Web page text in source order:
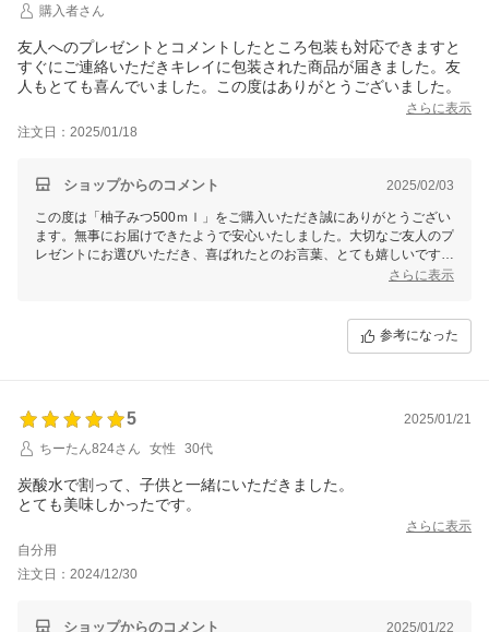
購入者さん
友人へのプレゼントとコメントしたところ包装も対応できますと
すぐにご連絡いただきキレイに包装された商品が届きました。友
人もとても喜んでいました。この度はありがとうございました。
さらに表示
注文日：2025/01/18
ショップからのコメント 2025/02/03
この度は「柚子みつ500ｍｌ」をご購入いただき誠にありがとうござい
ます。無事にお届けできたようで安心いたしました。大切なご友人のプ
レゼントにお選びいただき、喜ばれたとのお言葉、とても嬉しいです！
割って飲む他、お料理などにもご活用いただけますので、ぜひお試しい
さらに表示
参考になった
5
2025/01/21
ちーたん824さん
女性 30代
炭酸水で割って、子供と一緒にいただきました。
とても美味しかったです。
さらに表示
自分用
注文日：2024/12/30
ショップからのコメント 2025/01/22